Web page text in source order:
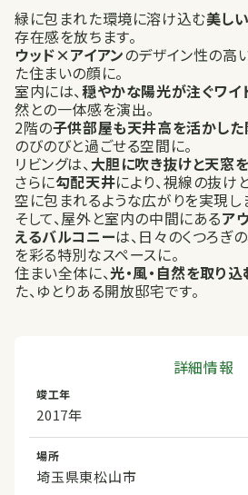
緑に包まれた環境に溶け込む美し
存在感を放ちます。
ウッド×アイアンのデザイン性の高
た住まいの顔に。
室内には、穏やかな陽光が注ぐワイ
然との一体感を演出。
2階の子供部屋も天井高を活かし
のびのびと過ごせる空間に。
リビングは、 大胆に吹き抜けと天窓
さらに勾配天井により、視線の抜け
空に包まれるような広がりを実現し
そして、屋外と室内の中間にあるア
えるバルコニーは、日々のくつろぎ
を彩る特別なスペースに。
住まい全体に、光・風・自然を取り
た、ゆとりある開放邸宅です。
詳細情報
竣工年
2017年
場所
埼玉県東松山市